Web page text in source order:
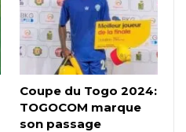
Coupe du Togo 2024:
TOGOCOM marque
son passage